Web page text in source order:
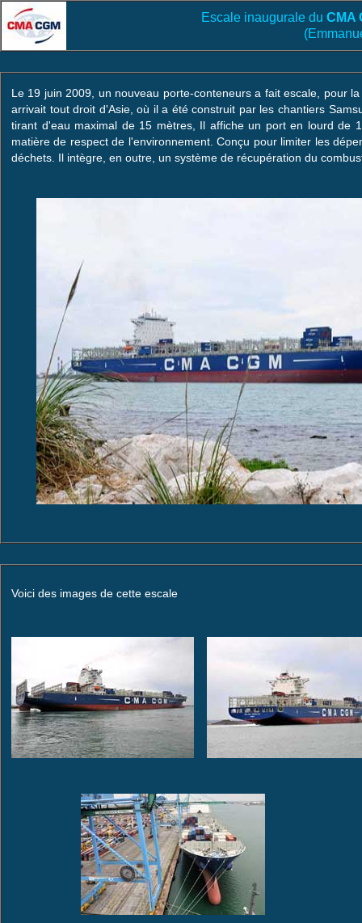
Escale inaugurale du CMA
Le 19 juin 2009, un nouveau porte-conteneurs a fait escale, pour
arrivait tout droit d'Asie, où il a été construit par les chantiers
tirant d'eau maximal de 15 mètres, Il affiche un port en lourd de
matière de respect de l'environnement. Conçu pour limiter les
déchets. Il intègre, en outre, un système de récupération du
Voici des images de cette escale